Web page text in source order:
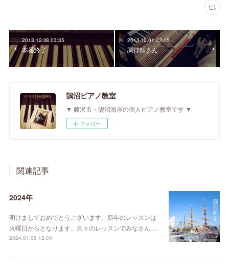
2013.12.08 03:35
本番終了
2013.12.01 03:15
調律師さん
鵠沼ピアノ教室
▼ 藤沢市・鵠沼海岸の個人ピアノ教室です ▼
フォロー
関連記事
2024年
明けましておめでとうございます。新年のレッスンは
火曜日からとなります。久々のレッスンでみなさん…
2024.01.06 12:00